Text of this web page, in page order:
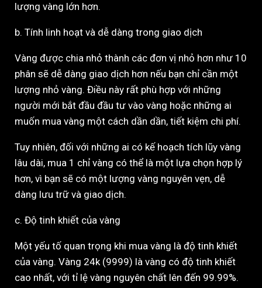
lượng vàng lớn hơn.
b. Tính linh hoạt và dễ dàng trong giao dịch
Vàng được chia nhỏ thành các đơn vị nhỏ hơn như 10
phân sẽ dễ dàng giao dịch hơn nếu bạn chỉ cần một
lượng nhỏ vàng. Điều này rất phù hợp với những
người mới bắt đầu đầu tư vào vàng hoặc những ai
muốn mua vàng một cách dần dần, tiết kiệm chi phí.
Tuy nhiên, đối với những ai có kế hoạch tích lũy vàng
lâu dài, mua 1 chỉ vàng có thể là một lựa chọn hợp lý
hơn, vì bạn sẽ có một lượng vàng nguyên vẹn, dễ
dàng lưu trữ và giao dịch.
c. Độ tinh khiết của vàng
Một yếu tố quan trọng khi mua vàng là độ tinh khiết
của vàng. Vàng 24k (9999) là vàng có độ tinh khiết
cao nhất, với tỉ lệ vàng nguyên chất lên đến 99.99%.